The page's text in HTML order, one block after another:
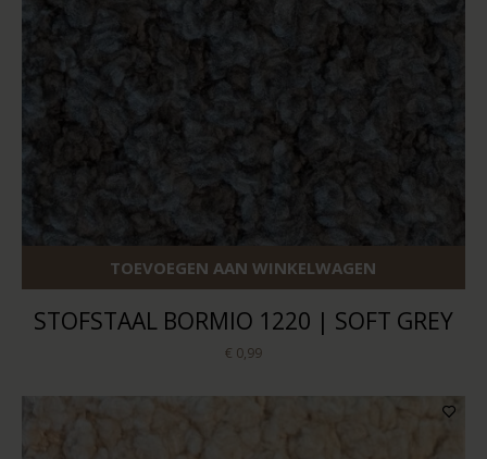
TOEVOEGEN AAN WINKELWAGEN
STOFSTAAL BORMIO 1220 | SOFT GREY
€ 0,99